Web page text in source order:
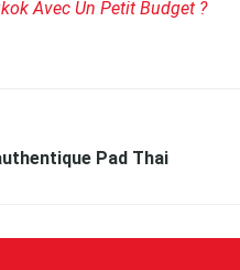
Avec Un Petit Budget ?
Pad Thai